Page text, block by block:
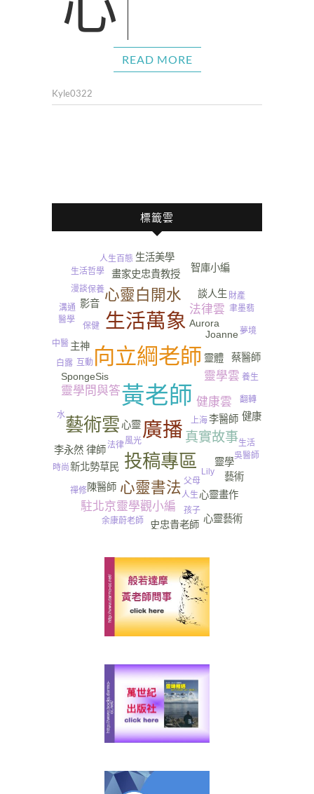
READ MORE
Kyle0322
標籤雲
黃老師
向立綱老師
廣播
生活萬象
投稿專區
藝術雲
心靈白開水
心靈書法
真實故事
健康雲
靈學問與答
駐北京靈學觀小編
靈學雲
法律雲
心靈 李醫師
靈體
畫家史忠貴教授
Joanne
新北勢草民 靈學
蔡醫師
心靈畫作
SpongeSis
主神
李永然 律師
影音
談人生
史忠貴老師
生活美學
Aurora
健康
陳醫師
藝術
智庫小編
心靈藝術
養生
保健
上海
Lily
白露
翻轉
余康蔚老師
醫學
聿墨翡
風光 生活
法律
吳醫師
夢境
生活哲學
父母
人生百態
互動
孩子
中醫
時尚
漫談
溝通
禪修 人生
財產
保養
水